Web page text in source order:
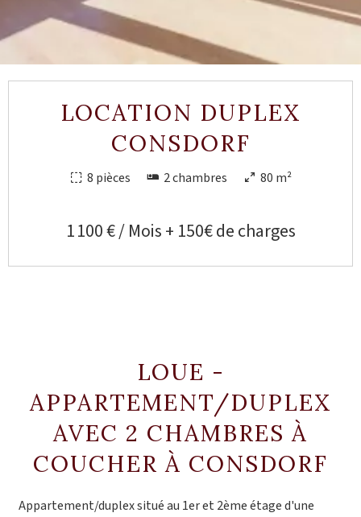
LOCATION DUPLEX
CONSDORF
8 pièces 2 chambres 80 m²
1 100 € / Mois + 150€ de charges
LOUE -
APPARTEMENT/DUPLEX
AVEC 2 CHAMBRES À
COUCHER À CONSDORF
Appartement/duplex situé au 1er et 2ème étage d'une